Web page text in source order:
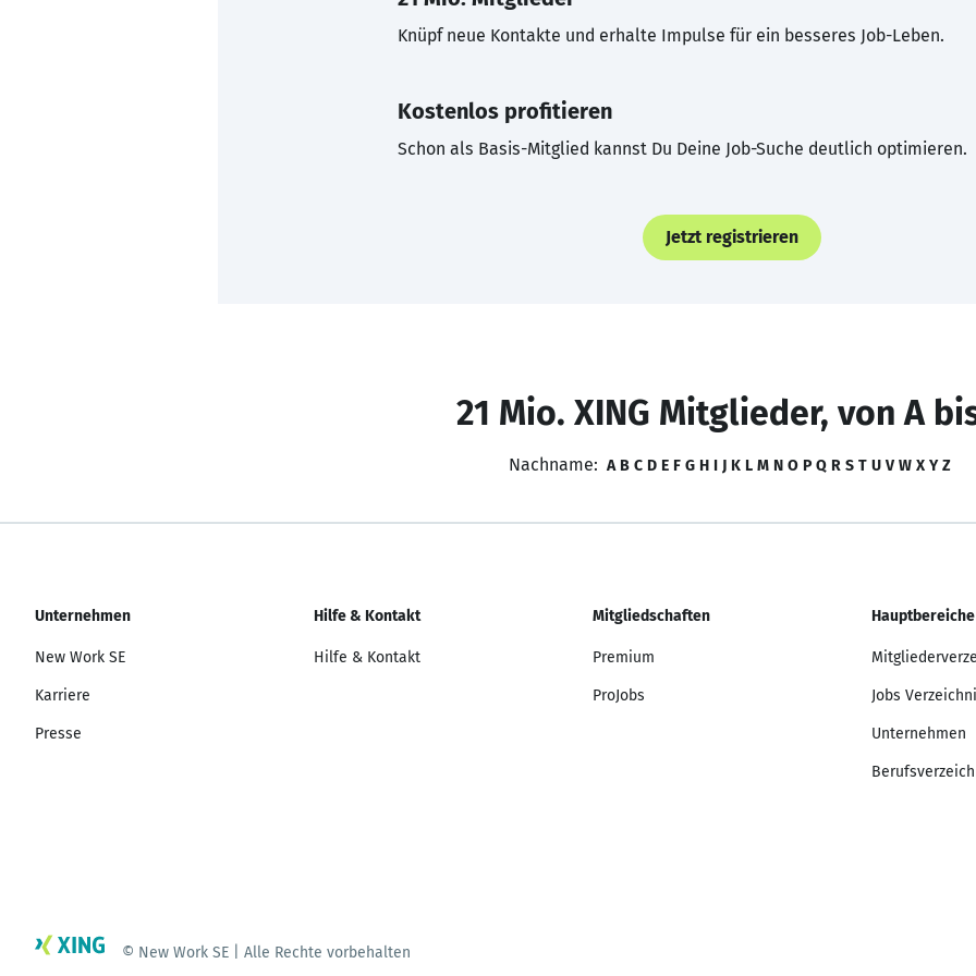
Knüpf neue Kontakte und erhalte Impulse für ein besseres Job-Leben.
Kostenlos profitieren
Schon als Basis-Mitglied kannst Du Deine Job-Suche deutlich optimieren.
Jetzt registrieren
21 Mio. XING Mitglieder, von A
Nachname: A B C D E F G H I J K L M N O P Q R S T U V W X Y Z
Unternehmen
New Work SE
Karriere
Presse
Hilfe & Kontakt
Hilfe & Kontakt
Mitgliedschaften
Premium
ProJobs
Hauptbereiche
Jobs
Unternehmen
© New Work SE | Alle Rechte vorbehalten